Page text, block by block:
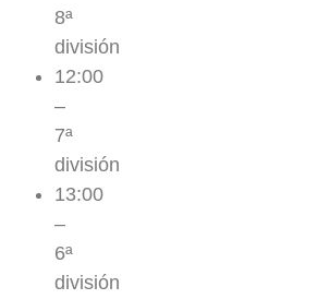
8ª
división
12:00
–
7ª
división
13:00
–
6ª
división